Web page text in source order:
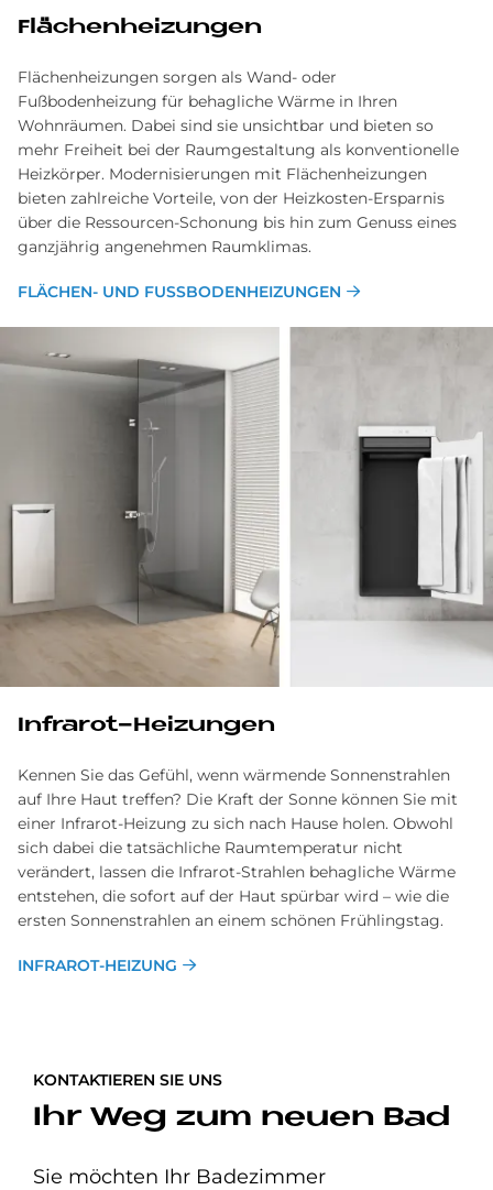
Flä­chenhei­zun­gen
Flächenheizungen sorgen als Wand- oder
Fußbodenheizung für behagliche Wärme in Ihren
Wohnräumen. Dabei sind sie unsichtbar und bieten so
mehr Freiheit bei der Raumgestaltung als konventionelle
Heizkörper. Modernisierungen mit Flächenheizungen
bieten zahlreiche Vorteile, von der Heizkosten-Ersparnis
über die Ressourcen-Schonung bis hin zum Genuss eines
ganzjährig angenehmen Raumklimas.
FLÄ­CHEN­- UND FUSSBODENHEI­ZUN­GEN
In­fra­rot-Hei­zungen
Kennen Sie das Gefühl, wenn wärmende Sonnenstrahlen
auf Ihre Haut treffen? Die Kraft der Sonne können Sie mit
einer Infrarot-Heizung zu sich nach Hause holen. Obwohl
sich dabei die tatsächliche Raumtemperatur nicht
verändert, lassen die Infrarot-Strahlen behagliche Wärme
entstehen, die sofort auf der Haut spürbar wird – wie die
ersten Sonnenstrahlen an einem schönen Frühlingstag.
INFRAROT-HEIZUNG
KONTAKTIEREN SIE UNS
Ihr Weg zum neuen Bad
Sie möchten Ihr Badezimmer